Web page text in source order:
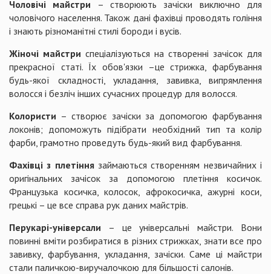
Чоловічі майстри – створюють зачіски виключно для
чоловічого населення. Також дані фахівці проводять гоління
і знають різноманітні стилі бороди і вусів.
Жіночі майстри спеціалізуються на створенні зачісок для
прекрасної статі. Їх обов'язки –це стрижка, фарбування
будь-якої складності, укладання, завивка, випрямлення
волосся і безліч інших сучасних процедур для волосся.
Колористи – створює зачіски за допомогою фарбування
локонів; допоможуть підібрати необхідний тип та колір
фарби, грамотно проведуть будь-який вид фарбування.
Фахівці з плетіннязаймаються створенням незвичайних і
оригінальних зачісок за допомогою плетіння косичок.
Французька косичка, колосок, афрокосичка, ажурні коси,
грецькі – це все справа рук даних майстрів.
Перукарі-універсали – це універсальні майстри. Вони
повинні вміти розбиратися в різних стрижках, знати все про
завивку, фарбування, укладання, зачіски. Саме ці майстри
стали паличкою-виручалочкою для більшості салонів.